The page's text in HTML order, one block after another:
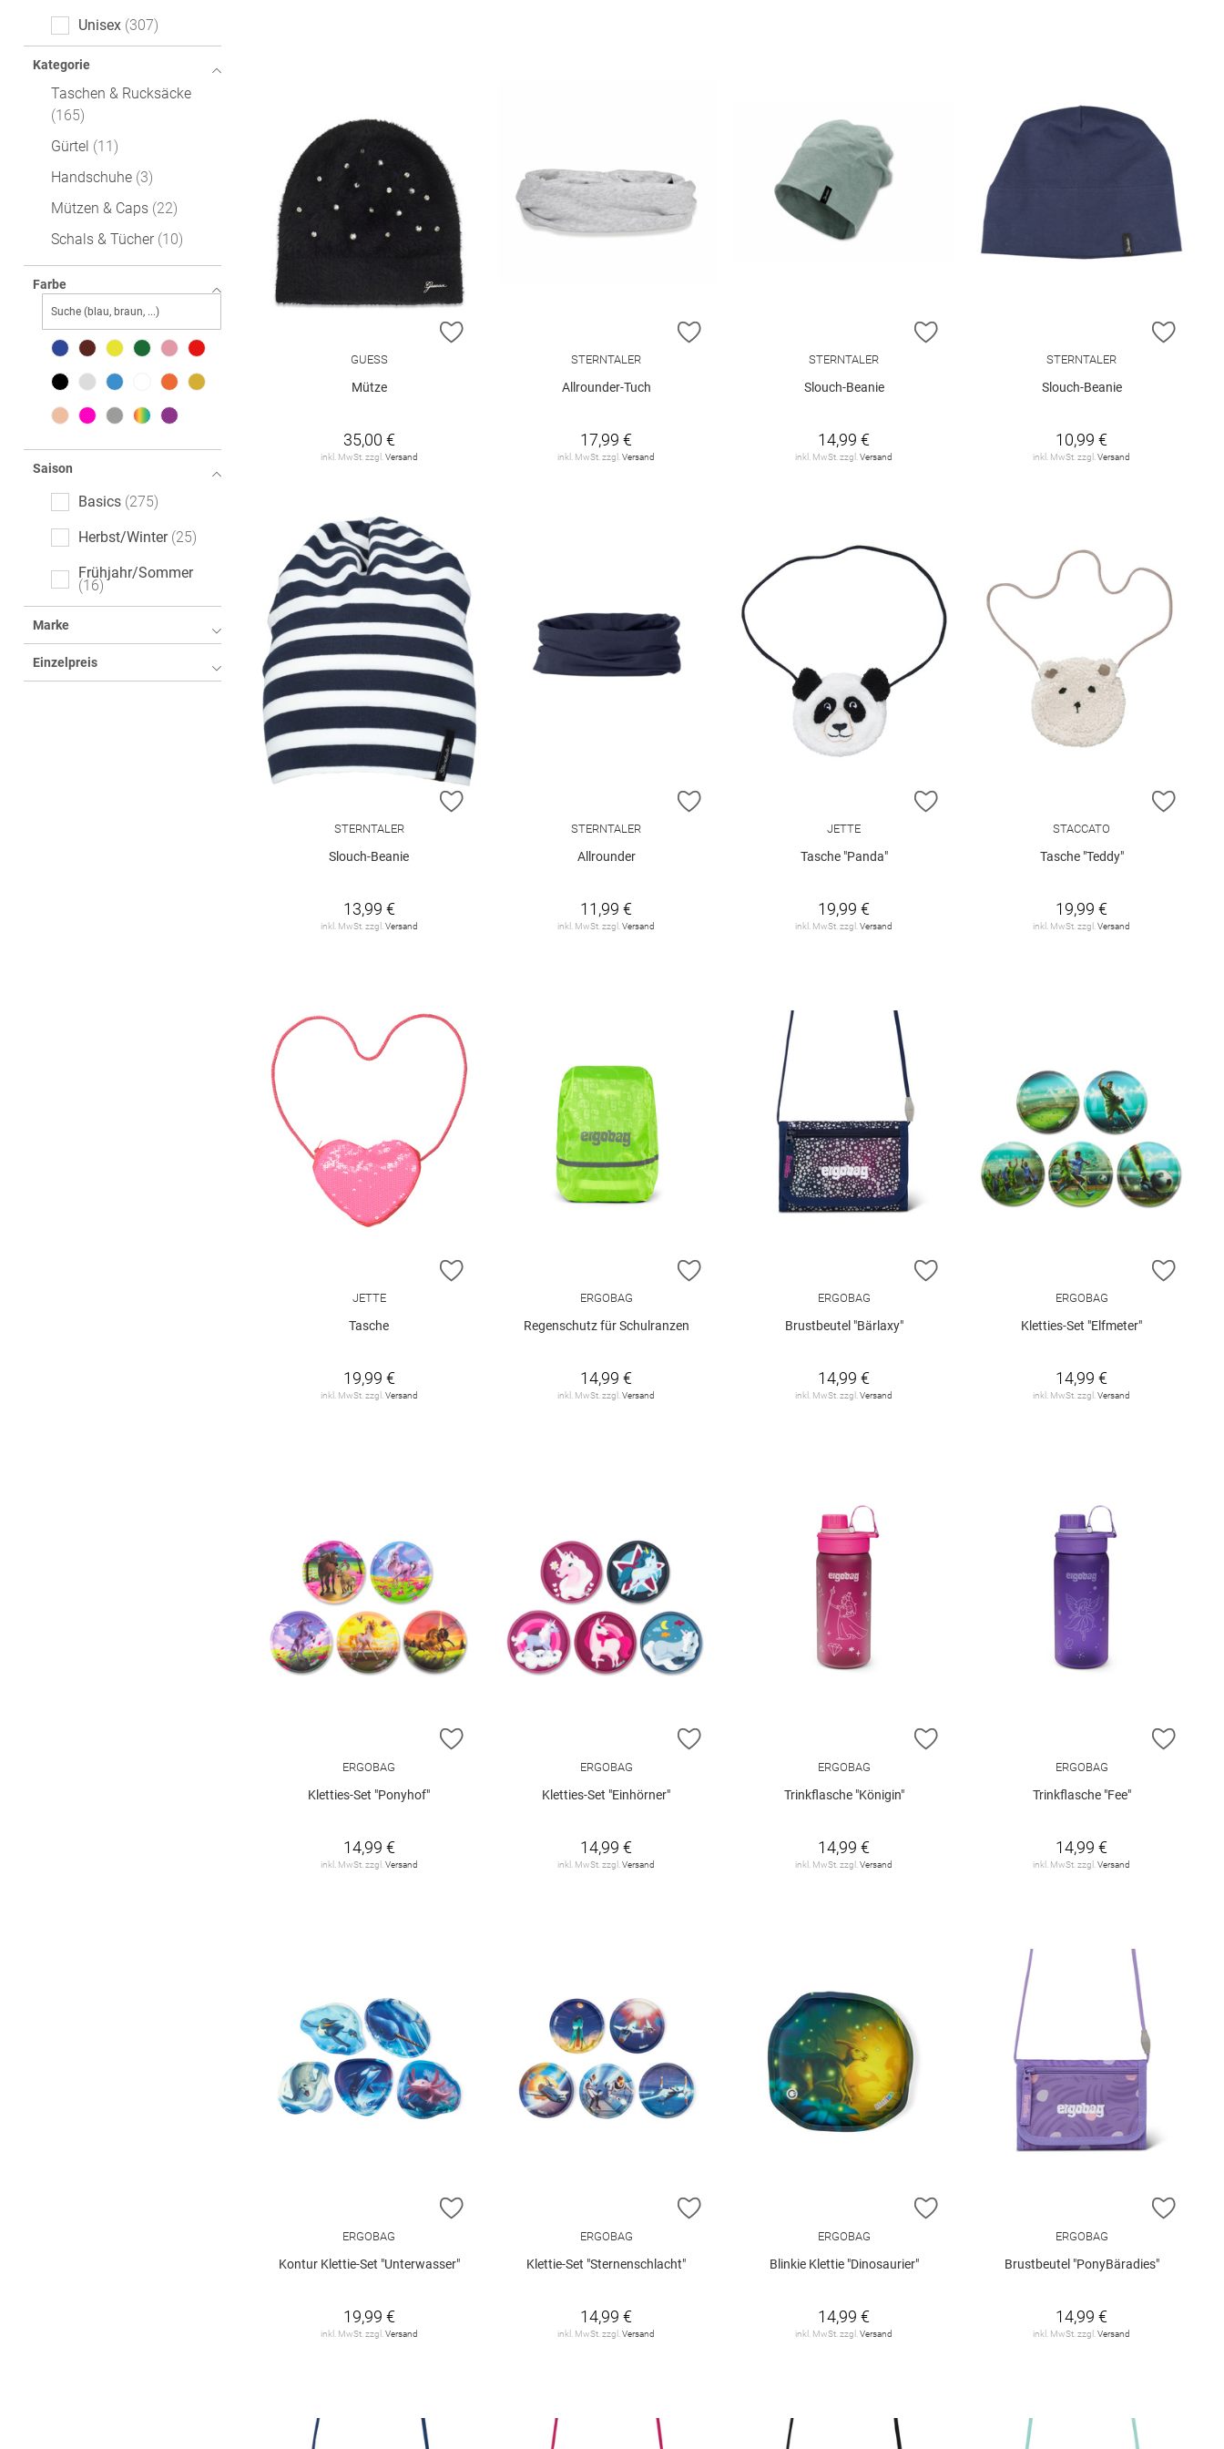
Unisex 307
Kategorie
Taschen & Rucksäcke
165
Gürtel 11
Handschuhe 3
Mützen & Caps 22
Schals & Tücher 10
Krawatten & Fliegen 5
Farbe
Saison
Basics 275
Herbst/Winter 25
Frühjahr/Sommer
16
Marke
Einzelpreis
ZUR WUNSCHLISTE HINZUFÜGEN
GUESS
Mütze
35,00 €
inkl. MwSt. zzgl. Versand
ZUR WUNSCHLISTE HINZUFÜGEN
STERNTALER
Allrounder-Tuch
17,99 €
inkl. MwSt. zzgl.Versand
STERNTALER
Slouch-Beanie
14,99 €
inkl. MwSt. zzgl.Versand
ZUR
STERNTALER
Slouch-Beanie
10,99 €
inkl. MwSt. zzgl.Versand
ZUR WUNSCHLISTE HINZUFÜGEN
STERNTALER
Slouch-Beanie
13,99 €
inkl. MwSt. zzgl. Versand
ZUR WUNSCHLISTE HINZUFÜGEN
STERNTALER
Allrounder
11,99 €
inkl. MwSt. zzgl.Versand
JETTE
Tasche "Panda"
19,99 €
inkl. MwSt. zzgl.Versand
ZUR
STACCATO
Tasche "Teddy"
19,99 €
inkl. MwSt. zzgl.Versand
ZUR WUNSCHLISTE HINZUFÜGEN
JETTE
Tasche
19,99 €
inkl. MwSt. zzgl. Versand
ZUR WUNSCHLISTE HINZUFÜGEN
ERGOBAG
Regenschutz für Schulranzen
14,99 €
inkl. MwSt. zzgl.Versand
ERGOBAG
Brustbeutel "Bärlaxy"
14,99 €
inkl. MwSt. zzgl.Versand
ZUR
ERGOBAG
Kletties-Set "Elfmeter"
14,99 €
inkl. MwSt. zzgl.Versand
ZUR WUNSCHLISTE HINZUFÜGEN
ERGOBAG
Kletties-Set "Ponyhof"
14,99 €
inkl. MwSt. zzgl. Versand
ZUR WUNSCHLISTE HINZUFÜGEN
ERGOBAG
Kletties-Set "Einhörner"
14,99 €
inkl. MwSt. zzgl.Versand
ERGOBAG
Trinkflasche "Königin"
14,99 €
inkl. MwSt. zzgl.Versand
ZUR
ERGOBAG
Trinkflasche "Fee"
14,99 €
inkl. MwSt. zzgl.Versand
ZUR WUNSCHLISTE HINZUFÜGEN
ERGOBAG
Kontur Klettie-Set "Unterwasser"
19,99 €
inkl. MwSt. zzgl. Versand
ZUR WUNSCHLISTE HINZUFÜGEN
ERGOBAG
Klettie-Set "Sternenschlacht"
14,99 €
inkl. MwSt. zzgl.Versand
ERGOBAG
Blinkie Klettie "Dinosaurier"
14,99 €
inkl. MwSt. zzgl.Versand
ZUR
ERGOBAG
Brustbeutel "PonyBäradies"
14,99 €
inkl. MwSt. zzgl.Versand